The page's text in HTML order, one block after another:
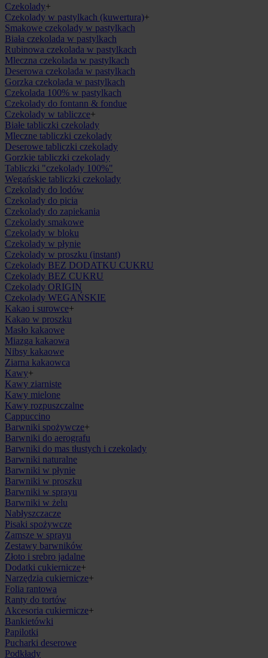
Czekolady+
Czekolady w pastylkach (kuwertura)+
Smakowe czekolady w pastylkach
Biała czekolada w pastylkach
Rubinowa czekolada w pastylkach
Mleczna czekolada w pastylkach
Deserowa czekolada w pastylkach
Gorzka czekolada w pastylkach
Czekolada 100% w pastylkach
Czekolady do fontann & fondue
Czekolady w tabliczce+
Białe tabliczki czekolady
Mleczne tabliczki czekolady
Deserowe tabliczki czekolady
Gorzkie tabliczki czekolady
Tabliczki "czekolady 100%"
Wegańskie tabliczki czekolady
Czekolady do lodów
Czekolady do picia
Czekolady do zapiekania
Czekolady smakowe
Czekolady w bloku
Czekolady w płynie
Czekolady w proszku (instant)
Czekolady BEZ DODATKU CUKRU
Czekolady BEZ CUKRU
Czekolady ORIGIN
Czekolady WEGAŃSKIE
Kakao i surowce+
Kakao w proszku
Masło kakaowe
Miazga kakaowa
Nibsy kakaowe
Ziarna kakaowca
Kawy+
Kawy ziarniste
Kawy mielone
Kawy rozpuszczalne
Cappuccino
Barwniki spożywcze+
Barwniki do aerografu
Barwniki do mas tłustych i czekolady
Barwniki naturalne
Barwniki w płynie
Barwniki w proszku
Barwniki w sprayu
Barwniki w żelu
Nabłyszczacze
Pisaki spożywcze
Zamsze w sprayu
Zestawy barwników
Złoto i srebro jadalne
Dodatki cukiernicze+
Narzędzia cukiernicze+
Folia rantowa
Ranty do tortów
Akcesoria cukiernicze+
Bankietówki
Papilotki
Pucharki deserowe
Podkłady